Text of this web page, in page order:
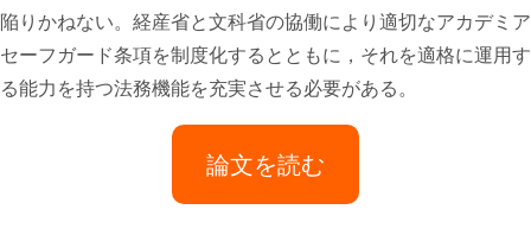
陥りかねない。経産省と文科省の協働により適切なアカデミア
セーフガード条項を制度化するとともに，それを適格に運用す
る能力を持つ法務機能を充実させる必要がある。
論文を読む